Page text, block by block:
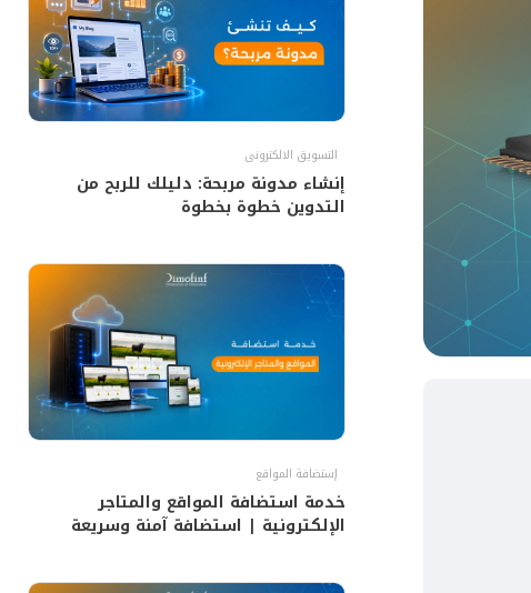
التسويق الالكترونى
إنشاء مدونة مربحة: دليلك للربح من
التدوين خطوة بخطوة
إستضافة المواقع
خدمة استضافة المواقع والمتاجر
الإلكترونية | استضافة آمنة وسريعة